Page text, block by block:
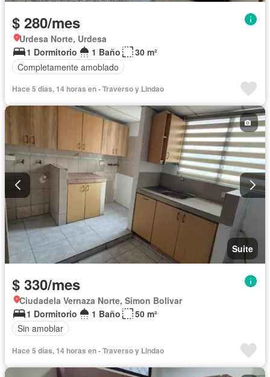
$ 280/mes
Urdesa Norte, Urdesa
1 Dormitorio
1 Baño
30 m²
Completamente amoblado
Hace 5 días, 14 horas en - Traverso y Lindao
Suite
$ 330/mes
Ciudadela Vernaza Norte, Simon Bolivar
1 Dormitorio
1 Baño
50 m²
Sin amoblar
Hace 5 días, 14 horas en - Traverso y Lindao